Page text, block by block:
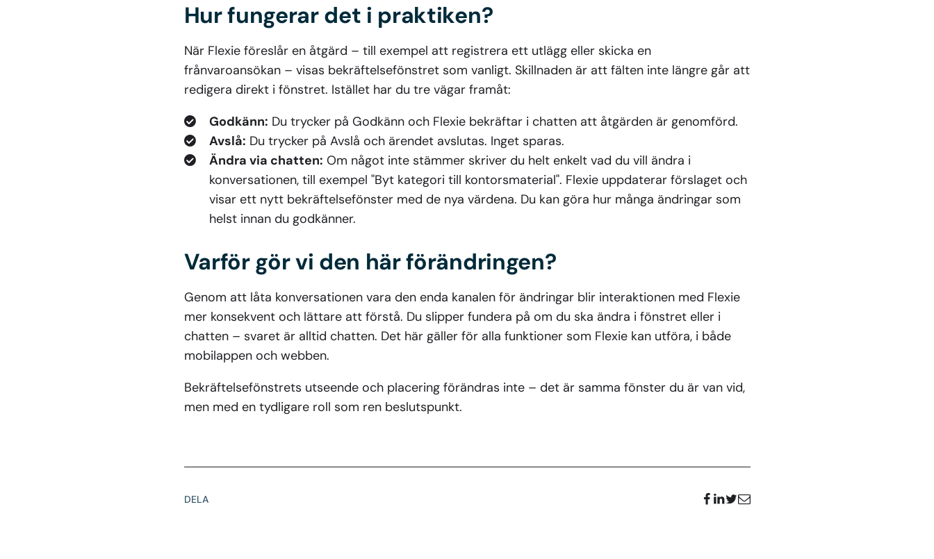
Hur fungerar det i praktiken?
När Flexie föreslår en åtgärd – till exempel att registrera ett utlägg eller skicka en
frånvaroansökan – visas bekräftelsefönstret som vanligt. Skillnaden är att fälten inte längre går att
redigera direkt i fönstret. Istället har du tre vägar framåt:
Godkänn: Du trycker på Godkänn och Flexie bekräftar i chatten att åtgärden är genomförd.
Avslå: Du trycker på Avslå och ärendet avslutas. Inget sparas.
Ändra via chatten: Om något inte stämmer skriver du helt enkelt vad du vill ändra i
konversationen, till exempel "Byt kategori till kontorsmaterial". Flexie uppdaterar förslaget och
visar ett nytt bekräftelsefönster med de nya värdena. Du kan göra hur många ändringar som
helst innan du godkänner.
Varför gör vi den här förändringen?
Genom att låta konversationen vara den enda kanalen för ändringar blir interaktionen med Flexie
mer konsekvent och lättare att förstå. Du slipper fundera på om du ska ändra i fönstret eller i
chatten – svaret är alltid chatten. Det här gäller för alla funktioner som Flexie kan utföra, i både
mobilappen och webben.
Bekräftelsefönstrets utseende och placering förändras inte – det är samma fönster du är van vid,
men med en tydligare roll som ren beslutspunkt.
DELA